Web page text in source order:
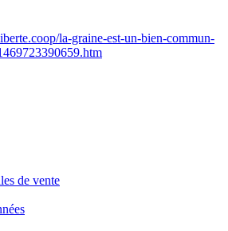
la-graine-est-un-bien-commun-
de vente